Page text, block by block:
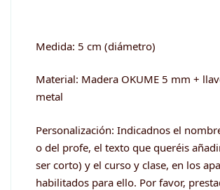
Medida: 5 cm (diámetro)
Material: Madera OKUME 5 mm +
metal
Personalización: Indicadnos el
o del profe, el texto que queréis
ser corto) y el curso y clase, en los
habilitados para ello. Por favor,